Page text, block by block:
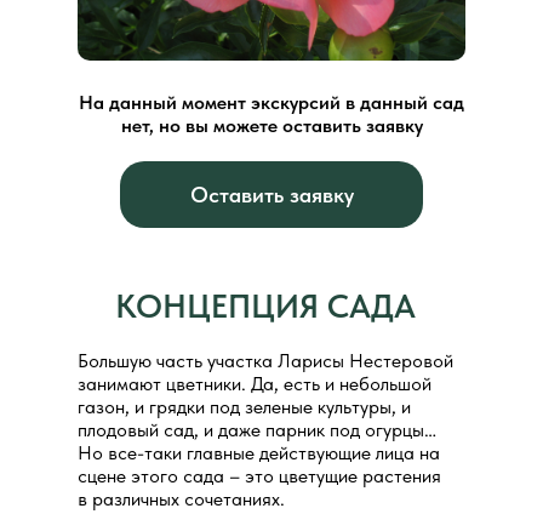
На данный момент экскурсий в данный сад
нет, но вы можете оставить заявку
Оставить заявку
КОНЦЕПЦИЯ САДА
Большую часть участка Ларисы Нестеровой
занимают цветники. Да, есть и небольшой
газон, и грядки под зеленые культуры, и
плодовый сад, и даже парник под огурцы…
Но все-таки главные действующие лица на
сцене этого сада – это цветущие растения
в различных сочетаниях.